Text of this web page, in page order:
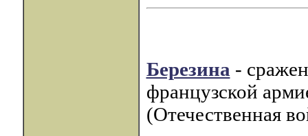
Березина -
французской
(Отечественная